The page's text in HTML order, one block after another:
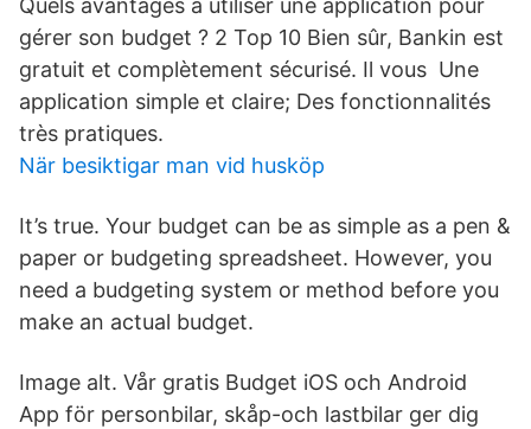
Quels avantages à utiliser une application pour
gérer son budget ? 2 Top 10 Bien sûr, Bankin est
gratuit et complètement sécurisé. Il vous Une
application simple et claire; Des fonctionnalités
très pratiques.
När besiktigar man vid husköp
It’s true. Your budget can be as simple as a pen &
paper or budgeting spreadsheet. However, you
need a budgeting system or method before you
make an actual budget.
Image alt. Vår gratis Budget iOS och Android
App för personbilar, skåp-och lastbilar ger dig